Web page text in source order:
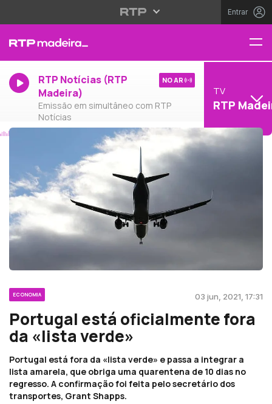
Entrar
RTP Notícias (RTP
Madeira)
Emissão em simultâneo com RTP
Notícias
NO AR
TV
RTP
ECONOMIA 03 jun, 2021, 17:31
Portugal está oficialmente fora
da «lista verde»
Portugal está fora da «lista verde» e passa a integrar a
lista amarela, que obriga uma quarentena de 10 dias no
regresso. A confirmação foi feita pelo secretário dos
transportes, Grant Shapps.